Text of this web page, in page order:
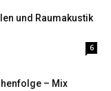
und Raumakustik
6
– Mix